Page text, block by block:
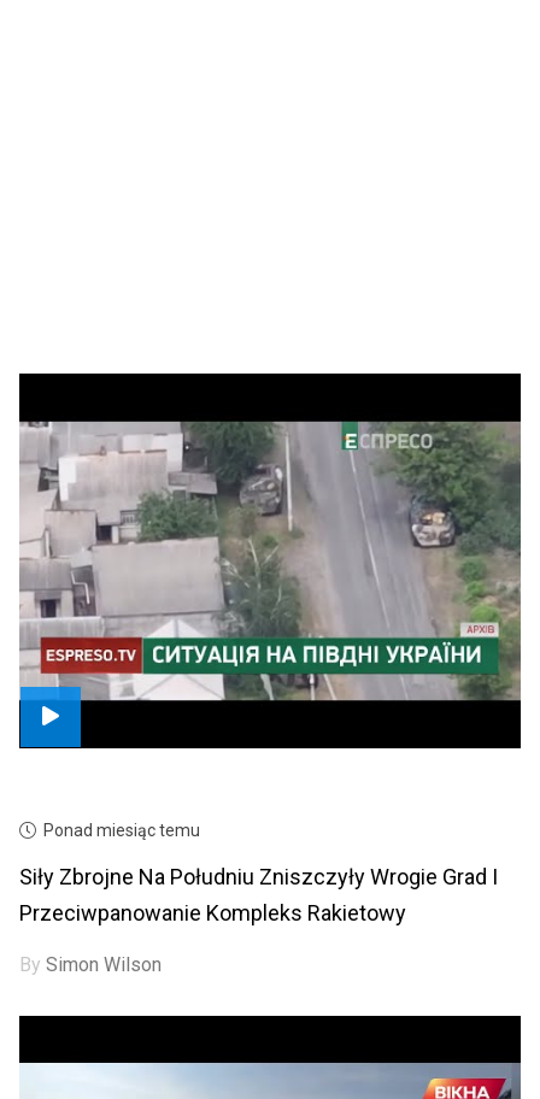
Ponad miesiąc temu
Siły Zbrojne Na Południu Zniszczyły Wrogie Grad I
Przeciwpanowanie Kompleks Rakietowy
BySimon Wilson